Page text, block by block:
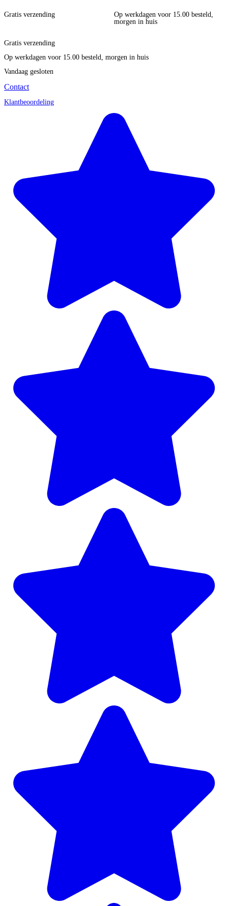
Gratis verzending
Op werkdagen voor 15.00 besteld,
morgen in huis
Gratis verzending
Op werkdagen voor 15.00 besteld, morgen in huis
Vandaag gesloten
Contact
Klantbeoordeling